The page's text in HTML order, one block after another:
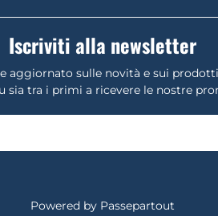
Iscriviti alla newsletter
aggiornato sulle novità e sui
sia tra i primi a ricevere le nostre
Powered by Passepartout